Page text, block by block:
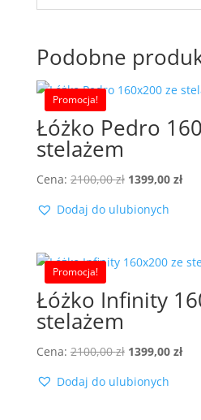
Podobne
Promocja!
Łóżko Pedro
stelażem
Cena: 2100,00zł Pierwotna
wynosiła:
1399,00 zł
Dodaj do ulubionych
Promocja!
Łóżko Infinity
stelażem
Cena: 2100,00zł Pierwotna
wynosiła:
1399,00 zł
Dodaj do ulubionych